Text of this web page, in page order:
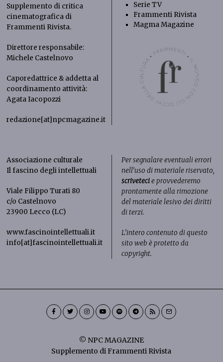
Supplemento di critica
cinematografica di
Frammenti Rivista.
Direttore responsabile:
Michele Castelnovo
Caporedattrice & addetta al
coordinamento attività:
Agata Iacopozzi
redazione[at]npcmagazine.it
Serie TV
Frammenti Rivista
Magma Magazine
Associazione culturale
Il fascino degli intellettuali
Viale Filippo Turati 80
c/o Castelnovo
23900 Lecco (LC)
www.fascinointellettuali.it
info[at]fascinointellettuali.it
Per segnalare eventuali errori
nell’uso di materiale riservato,
scrivetecie provvederemo
prontamente alla rimozione
del materiale lesivo dei diritti
di terzi.
L’intero contenuto di questo
sito web è protetto da
copyright.
© NPC MAGAZINE
Supplemento di Frammenti Rivista